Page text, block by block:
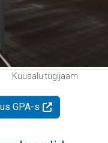
Kuusalu tugijaam
GPA-s